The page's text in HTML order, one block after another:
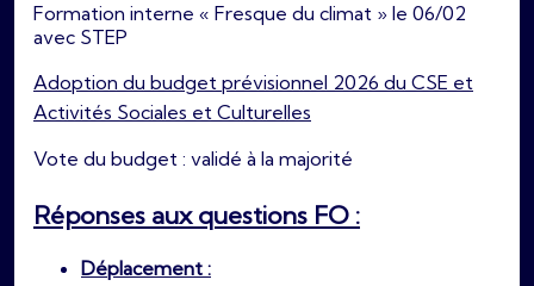
Formation interne « Fresque du climat » le 06/02
avec STEP
Adoption du budget prévisionnel 2026 du CSE et
Activités Sociales et Culturelles
Vote du budget : validé à la majorité
Réponses auxquestions FO :
Déplacement :